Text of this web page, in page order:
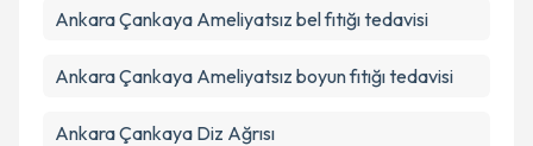
Ankara Çankaya Ameliyatsız bel fıtığı tedavisi
Ankara Çankaya Ameliyatsız boyun fıtığı tedavisi
Ankara Çankaya Diz Ağrısı